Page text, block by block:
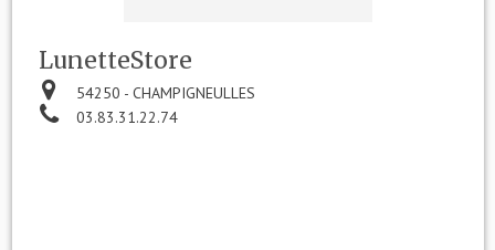
LunetteStore
54250 - CHAMPIGNEULLES
03.83.31.22.74